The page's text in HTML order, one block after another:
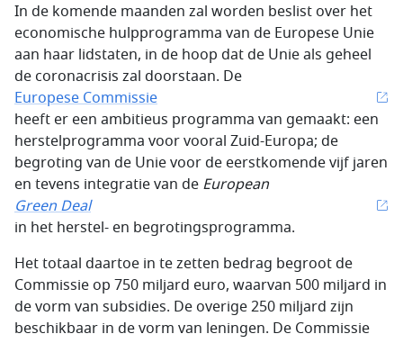
In de komende maanden zal worden beslist over het
economische hulpprogramma van de Europese Unie
aan haar lidstaten, in de hoop dat de Unie als geheel
de coronacrisis zal doorstaan. De
Europese Commissie
heeft er een ambitieus programma van gemaakt: een
herstelprogramma voor vooral Zuid-Europa; de
begroting van de Unie voor de eerstkomende vijf jaren
en tevens integratie van de European
Green Deal
in het herstel- en begrotingsprogramma.
Het totaal daartoe in te zetten bedrag begroot de
Commissie op 750 miljard euro, waarvan 500 miljard in
de vorm van subsidies. De overige 250 miljard zijn
beschikbaar in de vorm van leningen. De Commissie